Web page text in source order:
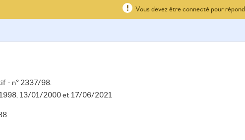
Vous devez être connecté pour
- n° 2337/98.
13/01/2000 et 17/06/2021